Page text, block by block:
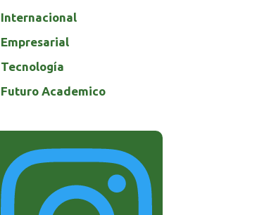
Internacional
Empresarial
Tecnología
Futuro Academico